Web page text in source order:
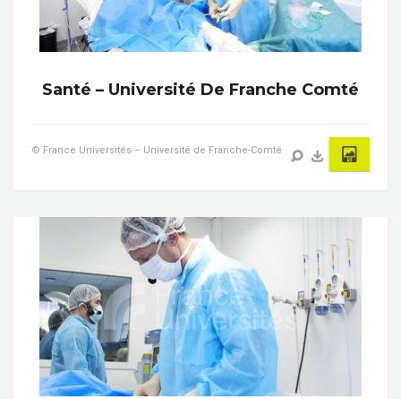
Santé – Université De Franche Comté
© France Universités – Université de Franche-Comté